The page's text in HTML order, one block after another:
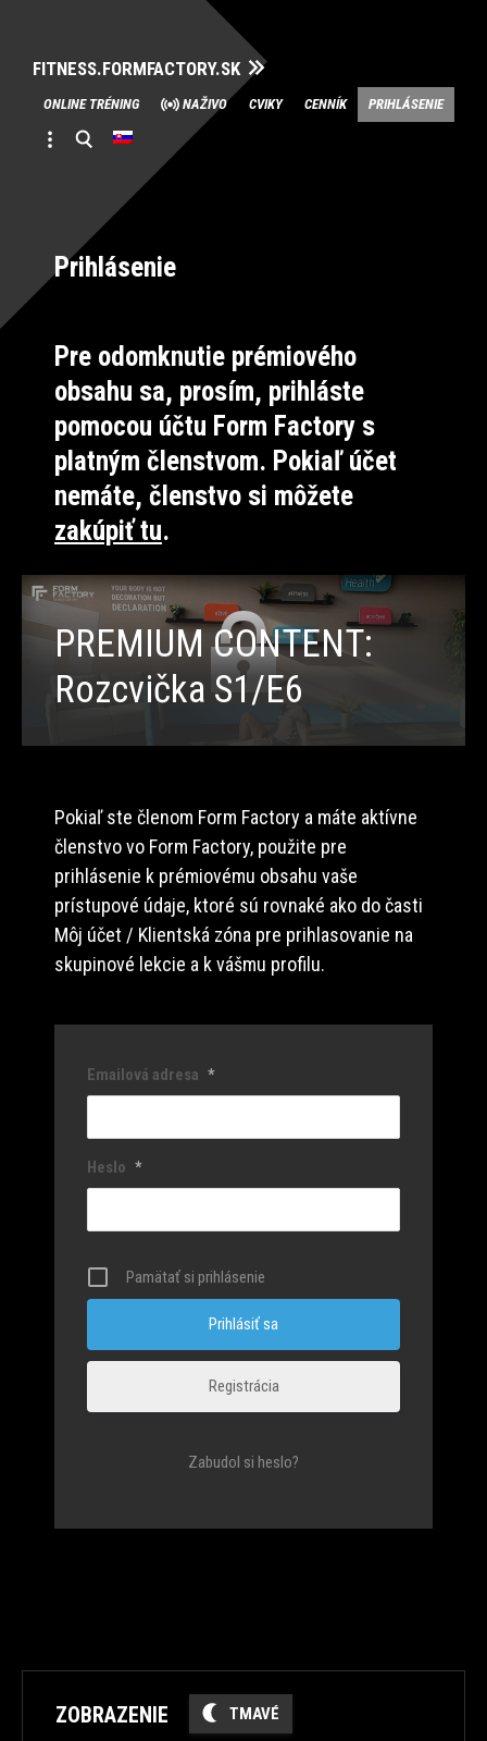
FITNESS.FORMFACTORY.SK
Skip
to
content
ONLINE TRÉNING NAŽIVO CVIKY CENNÍK PRIHLÁSENIE
Prihlásenie
Pre odomknutie prémiového
obsahu sa, prosím, prihláste
pomocou účtu Form Factory s
platným členstvom. Pokiaľ účet
nemáte, členstvo si môžete
zakúpiť tu.
PREMIUM CONTENT:
Rozcvička S1/E6
Pokiaľ ste členom Form Factory a máte aktívne
členstvo vo Form Factory, použite pre
prihlásenie k prémiovému obsahu vaše
prístupové údaje, ktoré sú rovnaké ako do časti
Môj účet / Klientská zóna pre prihlasovanie na
skupinové lekcie a k vášmu profilu.
Emailová adresa *
Heslo *
Pamätať si prihlásenie
Registrácia
Zabudol si heslo?
ZOBRAZENIE TMAVÉ